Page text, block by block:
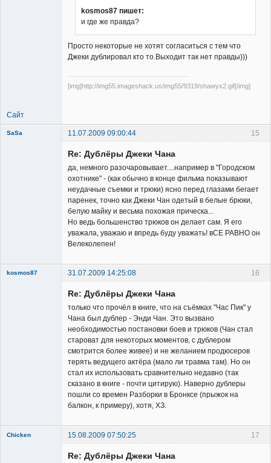
kosmos87 пишет:
и где же правда?
Просто некоторые не хотят согласиться с тем что
Джеки дублировал кто то.Выходит так нет правды)))
[img]http://img55.imageshack.us/img55/9319/shawyx2.gif[/img]
Сайт
15
SaSa
11.07.2009 09:00:44
Re: Дублёры Джеки Чана
да, немного разочаровывает....например в "Городском
охотнике" - (как обычно в конце фильма показывают
неудачные съемки и трюки) ясно перед глазами бегает
паренек, точно как Джеки Чан одетый в белые брюки,
белую майку и весьма похожая прическа...
Но ведь большенство трюков он делает сам. Я его
уважала, уважаю и впредь буду уважать! вСЕ РАВНО он
Велеколепен!
16
kosmos87 31.07.2009 14:25:08
Re: Дублёры Джеки Чана
только что прочёл в книге, что на съёмках "Час Пик" у
Чана был дублер - Энди Чан. Это вызвано
необходимостью постановки боев и трюков (Чан стал
староват для некоторых моментов, с дублером
смотрится более живее) и не желанием продюсеров
терять ведущего актёра (мало ли травма там). Но он
стал их использовать сравнительно недавно (так
сказано в книге - почти цитирую). Наверно дублеры
пошли со времен Разборки в Бронксе (прыжок на
балкон, к примеру), хотя, ХЗ.
17
Chicken
15.08.2009 07:50:25
Re: Дублёры Джеки Чана